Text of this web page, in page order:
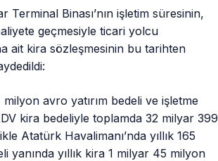
Terminal Binası’nın işletim süresinin,
geçmesiyle ticari yolcu
ait kira sözleşmesinin bu tarihten
milyon avro yatırım bedeli ve işletme
kira bedeliyle toplamda 32 milyar 399
Atatürk Havalimanı’nda yıllık 165
yanında yıllık kira 1 milyar 45 milyon